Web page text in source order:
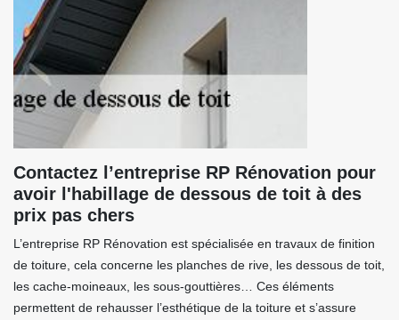
Contactez l’entreprise RP Rénovation pour
avoir l'habillage de dessous de toit à des
prix pas chers
L’entreprise RP Rénovation est spécialisée en travaux de finition
de toiture, cela concerne les planches de rive, les dessous de toit,
les cache-moineaux, les sous-gouttières… Ces éléments
permettent de rehausser l’esthétique de la toiture et s’assure